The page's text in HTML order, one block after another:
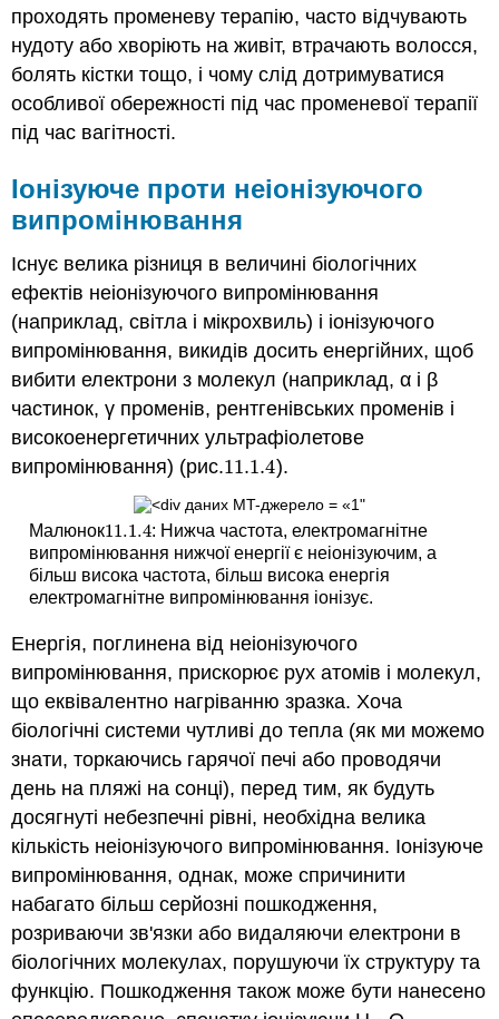
проходять променеву терапію, часто відчувають
нудоту або хворіють на живіт, втрачають волосся,
болять кістки тощо, і чому слід дотримуватися
особливої обережності під час променевої терапії
під час вагітності.
Іонізуюче проти неіонізуючого
випромінювання
Існує велика різниця в величині біологічних
ефектів неіонізуючого випромінювання
(наприклад, світла і мікрохвиль) і іонізуючого
випромінювання, викидів досить енергійних, щоб
вибити електрони з молекул (наприклад, α і β
частинок, γ променів, рентгенівських променів і
високоенергетичних ультрафіолетове
випромінювання) (рис.11.1.4
11.1.4).
Малюнок11.1.4
11.1.4: Нижча частота, електромагнітне
випромінювання нижчої енергії є неіонізуючим, а
більш висока частота, більш висока енергія
електромагнітне випромінювання іонізує.
Енергія, поглинена від неіонізуючого
випромінювання, прискорює рух атомів і молекул,
що еквівалентно нагріванню зразка. Хоча
біологічні системи чутливі до тепла (як ми можемо
знати, торкаючись гарячої печі або проводячи
день на пляжі на сонці), перед тим, як будуть
досягнуті небезпечні рівні, необхідна велика
кількість неіонізуючого випромінювання. Іонізуюче
випромінювання, однак, може спричинити
набагато більш серйозні пошкодження,
розриваючи зв'язки або видаляючи електрони в
біологічних молекулах, порушуючи їх структуру та
функцію. Пошкодження також може бути нанесено